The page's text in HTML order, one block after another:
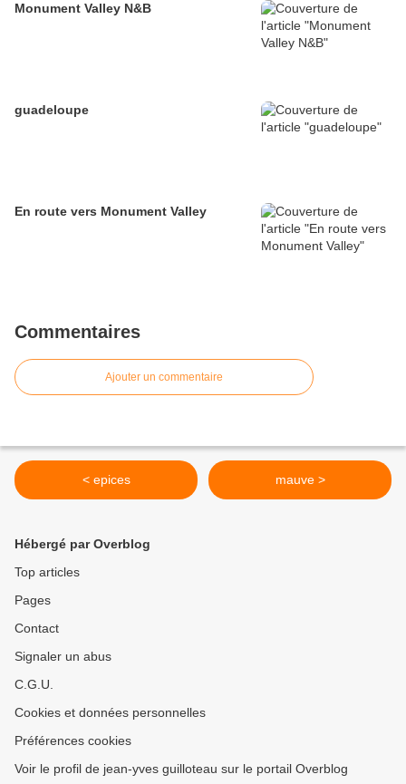
Monument Valley N&B
guadeloupe
En route vers Monument Valley
Commentaires
Ajouter un commentaire
< epices mauve >
Hébergé par Overblog
Top articles
Pages
Contact
Signaler un abus
C.G.U.
Cookies et données personnelles
Préférences cookies
Voir le profil de jean-yves guilloteau sur le portail Overblog